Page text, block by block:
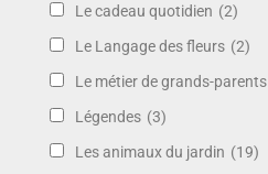
Le cadeau quotidien (2)
Le Langage des fleurs (2)
Le métier de grands-parents
Légendes (3)
Les animaux du jardin (19)